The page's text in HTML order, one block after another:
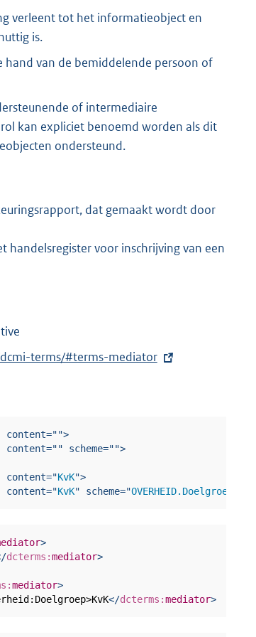
verleent tot het informatieobject en
is.
van de bemiddelende persoon of
of intermediaire
kan expliciet benoemd worden als dit
ondersteund.
dat gemaakt wordt door
handelsregister voor inschrijving van een
terms/#terms-mediator
content="">
content="" scheme="">
content="KvK">
content="KvK" scheme="OVERHEID.Doelgroep
>
dcterms:mediator>
mediator>
</dcterms:mediator>